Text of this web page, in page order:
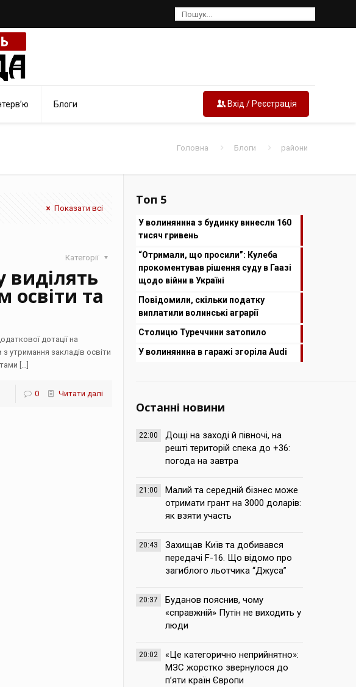
Блоги Вхід / Реєстрація
Головна Блоги райони
Показати всі
Категорії
виділять
освіти та
дотації на
утримання закладів освіти
[…]
0 Читати далі
Топ 5
У волинянина з будинку винесли 160
тисяч гривень
“Отримали, що просили”: Кулеба
прокоментував рішення суду в Гаазі
щодо війни в Україні
Повідомили, скільки податку
виплатили волинські аграрії
Столицю Туреччини затопило
У волинянина в гаражі згоріла Audi
Останні новини
22:00
Дощі на заході й півночі, на
решті територій спека до +36:
погода на завтра
21:00
Малий та середній бізнес може
отримати грант на 3000 доларів:
як взяти участь
20:43
Захищав Київ та добивався
передачі F-16. Що відомо про
загиблого льотчика “Джуса”
20:37
Буданов пояснив, чому
«справжній» Путін не виходить у
люди
20:02
«Це категорично неприйнятно»:
МЗС жорстко звернулося до
п’яти країн Європи